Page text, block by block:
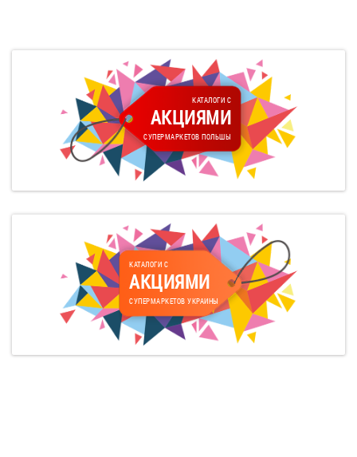
КАТАЛОГИ С
АКЦИЯМИ
СУПЕРМАРКЕТОВ ПОЛЬШЫ
КАТАЛОГИ С
АКЦИЯМИ
СУПЕРМАРКЕТОВ УКРАИНЫ